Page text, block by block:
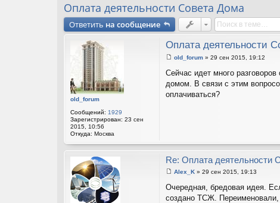
Оплата деятельности Совета Дома
Ответить на сообщение
old_forum
Сообщений: 1929
Зарегистрирован: 23 сен
2015, 10:56
Откуда: Москва
Оплата деятельности
о
о
б
щ
е
old_forum » 29 сен 2015, 19:12
Сейчас идет много
домом. В связи с этим
оплачиваться?
Re: Оплата деятельности
о
б
Alex_K » 29 сен 2015, 19:13
Очередная, бредовая идея.
создано ТСЖ. Переименовали,